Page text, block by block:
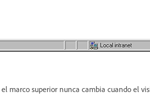
marco superior nunca cambia cuando el